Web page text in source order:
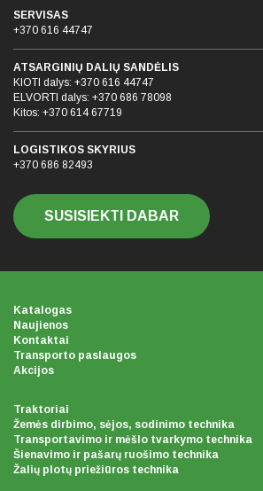
SERVISAS
+370 616 44747
ATSARGINIŲ DALIŲ SANDĖLIS
KIOTI dalys: +370 616 44747
ELVORTI dalys: +370 686 78098
Kitos: +370 614 67719
LOGISTIKOS SKYRIUS
+370 686 82493
SUSISIEKTI DABAR
Katalogas
Naujienos
Kontaktai
Transporto paslaugos
Akcijos
Traktoriai
Žemės dirbimo, sėjos, sodinimo technika
Transportavimo ir mėšlo tvarkymo technika
Šienavimo ir pašarų ruošimo technika
Žalių plotų priežiūros technika